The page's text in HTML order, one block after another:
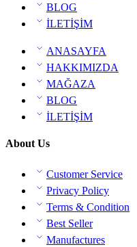
BLOG
İLETİŞİM
ANASAYFA
HAKKIMIZDA
MAĞAZA
BLOG
İLETİŞİM
About Us
Customer Service
Privacy Policy
Terms & Condition
Best Seller
Manufactures